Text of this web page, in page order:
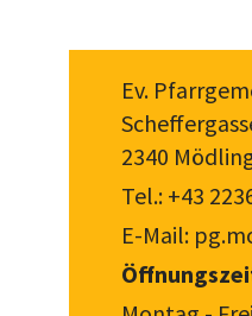
Ev.
2340
Tel.: +43
E-Mail: